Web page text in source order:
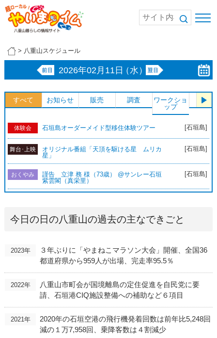
> 八重山スケジュール
2026年02月11日（水）
すべて お知らせ 販売 調査
ワークショ
ップ
体験
体験会 石垣島オーダーメイド型移住体験ツアー [石垣島]
舞台･上映
オリジナル番組「天頂を駆ける星 ムリカ
星」
[石垣島]
おくやみ
謹告 立津 務 様（73歳） @サンレー石垣
紫雲閣（真栄里）
[石垣島]
今日の日の八重山の過去の主なできごと
2023年
３年ぶりに「やまねこマラソン大会」開催、全国36
都道府県から959人が出場、完走率95.5％
2022年
八重山市町会が国境離島の定住促進を自民党に要
請、石垣港CIQ施設整備への補助など６項目
2021年
2020年の石垣空港の飛行機発着回数は前年比5,248回
減の１万7,958回、乗降客数は４割減少